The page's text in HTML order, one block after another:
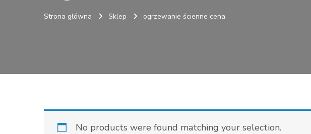
Strona główna Sklep ogrzewanie ścienne cena
No products were found matching your selection.